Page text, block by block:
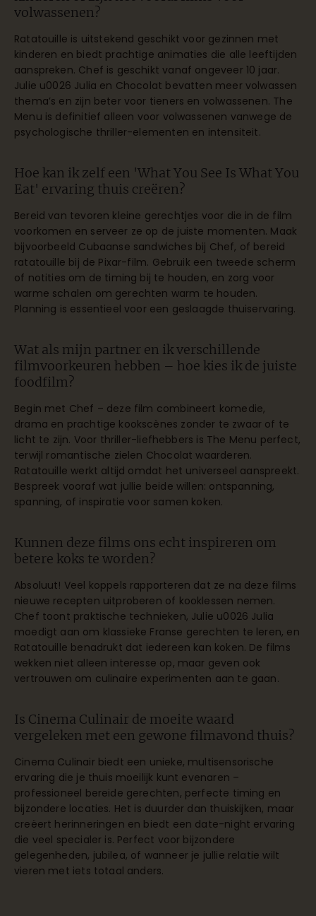
volwassenen?
Ratatouille is uitstekend geschikt voor gezinnen met
kinderen en biedt prachtige animaties die alle leeftijden
aanspreken. Chef is geschikt vanaf ongeveer 10 jaar.
Julie u0026 Julia en Chocolat bevatten meer volwassen
thema’s en zijn beter voor tieners en volwassenen. The
Menu is definitief alleen voor volwassenen vanwege de
psychologische thriller-elementen en intensiteit.
Hoe kan ik zelf een 'What You See Is What You
Eat' ervaring thuis creëren?
Bereid van tevoren kleine gerechtjes voor die in de film
voorkomen en serveer ze op de juiste momenten. Maak
bijvoorbeeld Cubaanse sandwiches bij Chef, of bereid
ratatouille bij de Pixar-film. Gebruik een tweede scherm
of notities om de timing bij te houden, en zorg voor
warme schalen om gerechten warm te houden.
Planning is essentieel voor een geslaagde thuiservaring.
Wat als mijn partner en ik verschillende
filmvoorkeuren hebben – hoe kies ik de juiste
foodfilm?
Begin met Chef – deze film combineert komedie,
drama en prachtige kookscènes zonder te zwaar of te
licht te zijn. Voor thriller-liefhebbers is The Menu perfect,
terwijl romantische zielen Chocolat waarderen.
Ratatouille werkt altijd omdat het universeel aanspreekt.
Bespreek vooraf wat jullie beide willen: ontspanning,
spanning, of inspiratie voor samen koken.
Kunnen deze films ons echt inspireren om
betere koks te worden?
Absoluut! Veel koppels rapporteren dat ze na deze films
nieuwe recepten uitproberen of kooklessen nemen.
Chef toont praktische technieken, Julie u0026 Julia
moedigt aan om klassieke Franse gerechten te leren, en
Ratatouille benadrukt dat iedereen kan koken. De films
wekken niet alleen interesse op, maar geven ook
vertrouwen om culinaire experimenten aan te gaan.
Is Cinema Culinair de moeite waard
vergeleken met een gewone filmavond thuis?
Cinema Culinair biedt een unieke, multisensorische
ervaring die je thuis moeilijk kunt evenaren –
professioneel bereide gerechten, perfecte timing en
bijzondere locaties. Het is duurder dan thuiskijken, maar
creëert herinneringen en biedt een date-night ervaring
die veel specialer is. Perfect voor bijzondere
gelegenheden, jubilea, of wanneer je jullie relatie wilt
vieren met iets totaal anders.